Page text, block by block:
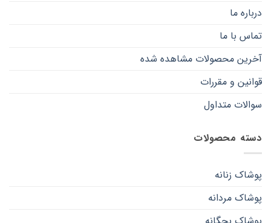
درباره ما
تماس با ما
آخرین محصولات مشاهده شده
قوانین و مقررات
سوالات متداول
دسته محصولات
پوشاک زنانه
پوشاک مردانه